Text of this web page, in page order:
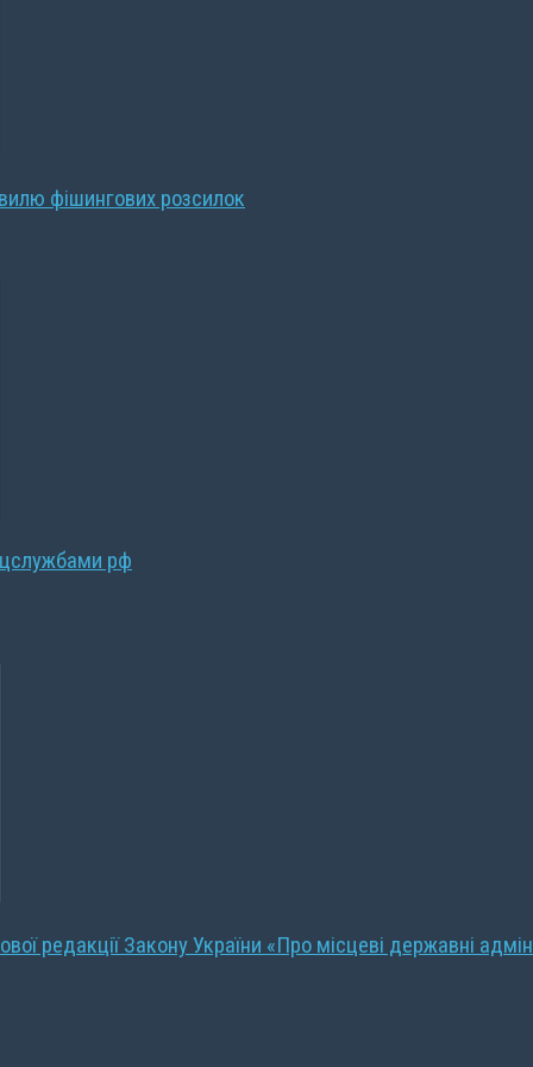
фішингових розсилок
рф
редакції Закону України «Про місцеві державні